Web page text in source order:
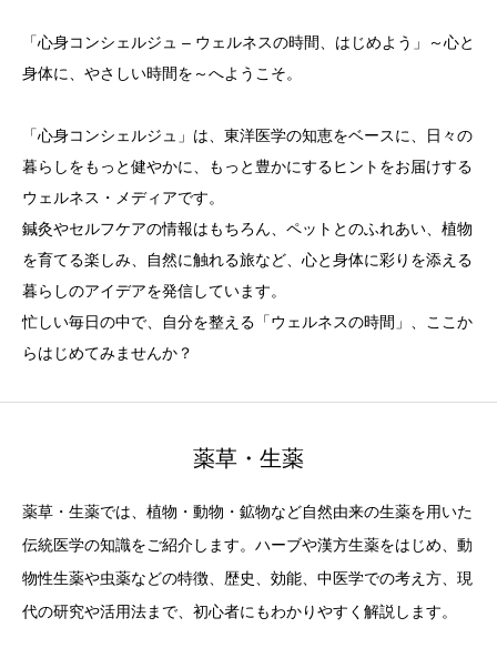
「心身コンシェルジュ – ウェルネスの時間、はじめよう」～心と
身体に、やさしい時間を～へようこそ。
「心身コンシェルジュ」は、東洋医学の知恵をベースに、日々の
暮らしをもっと健やかに、もっと豊かにするヒントをお届けする
ウェルネス・メディアです。
鍼灸やセルフケアの情報はもちろん、ペットとのふれあい、植物
を育てる楽しみ、自然に触れる旅など、心と身体に彩りを添える
暮らしのアイデアを発信しています。
忙しい毎日の中で、自分を整える「ウェルネスの時間」、ここか
らはじめてみませんか？
薬草・生薬
薬草・生薬では、植物・動物・鉱物など自然由来の生薬を用いた
伝統医学の知識をご紹介します。ハーブや漢方生薬をはじめ、動
物性生薬や虫薬などの特徴、歴史、効能、中医学での考え方、現
代の研究や活用法まで、初心者にもわかりやすく解説します。